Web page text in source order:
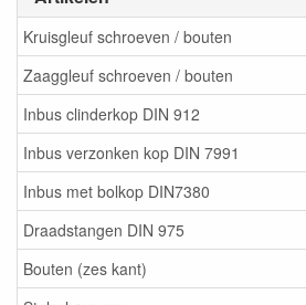
Kruisgleuf schroeven / bouten
Zaaggleuf schroeven / bouten
Inbus clinderkop DIN 912
Inbus verzonken kop DIN 7991
Inbus met bolkop DIN7380
Draadstangen DIN 975
Bouten (zes kant)